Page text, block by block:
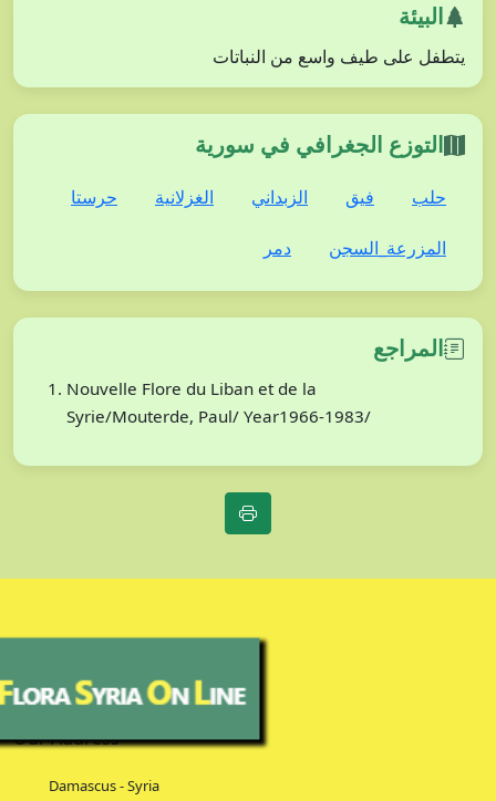
البيئة
يتطفل على طيف واسع من النباتات
التوزع الجغرافي في سورية
حلب فيق الزبداني الغزلانية حرستا
المزرعة_السجن دمر
المراجع
Nouvelle Flore du Liban et de la
Syrie/Mouterde, Paul/ Year1966-1983/
Our Address
Damascus - Syria